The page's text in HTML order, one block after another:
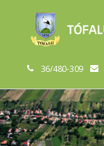
36/480-309